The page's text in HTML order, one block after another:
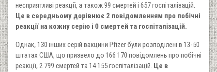
несприятливі реакції, а також 99 смертей і 657 госпіталізацій.
Це в середньому дорівнює 2 повідомленням про побічні
реакції на кожну серію і 0 смертей та госпіталізацій.
Однак, 130 інших серій вакцини Pfizer були розподілені в 13-50
штатах США, що призвело до 166 170 повідомлень про побічні
реакції, 2 799 смертей та 14 155 госпіталізацій. Це в